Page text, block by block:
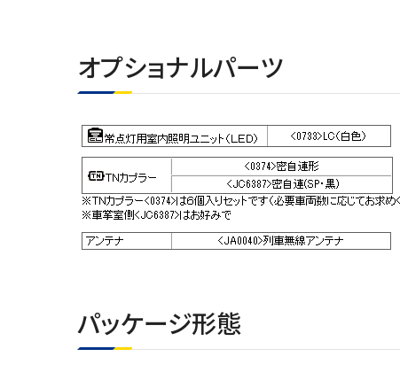
オプショナルパーツ
パッケージ形態